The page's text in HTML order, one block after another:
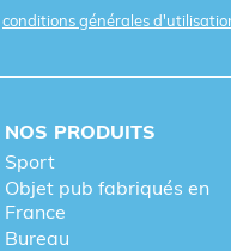
conditions générales
NOS PRODUITS
Sport
Objet pub fabriqués en
France
Bureau